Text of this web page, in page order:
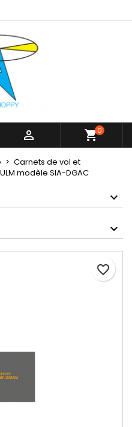
 shopping_cart0
Carnets de vol et
ULM modèle SIA-DGAC
favorite_border
×
×
×
ajouter des produits